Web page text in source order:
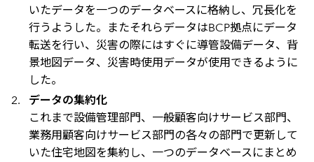
いたデータを一つのデータベースに格納し、冗長化を
行うようした。またそれらデータはBCP拠点にデータ
転送を行い、災害の際にはすぐに導管設備データ、背
景地図データ、災害時使用データが使用できるように
した。
データの集約化
これまで設備管理部門、一般顧客向けサービス部門、
業務用顧客向けサービス部門の各々の部門で更新して
いた住宅地図を集約し、一つのデータベースにまとめ